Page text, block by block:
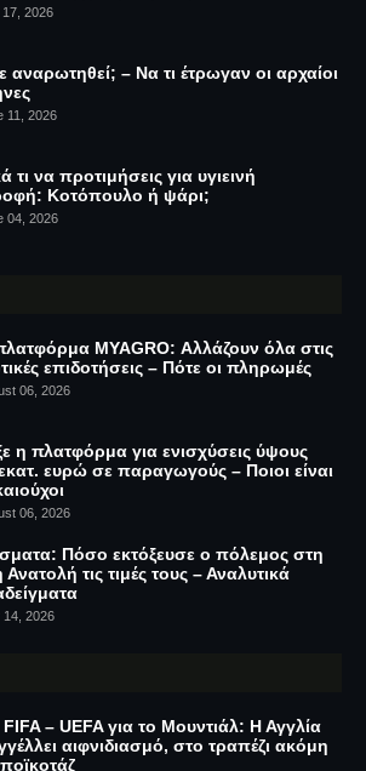
2026
αναρωτηθεί; – Να τι έτρωγαν οι αρχαίοι
11, 2026
τι να προτιμήσεις για υγιεινή
Κοτόπουλο ή ψάρι;
04, 2026
MYAGRO: Αλλάζουν όλα στις
επιδοτήσεις – Πότε οι πληρωμές
06, 2026
η πλατφόρμα για ενισχύσεις ύψους
ευρώ σε παραγωγούς – Ποιοι είναι
06, 2026
Πόσο εκτόξευσε ο πόλεμος στη
τις τιμές τους – Αναλυτικά
14, 2026
– UEFA για το Μουντιάλ: Η Αγγλία
αιφνιδιασμό, στο τραπέζι ακόμη